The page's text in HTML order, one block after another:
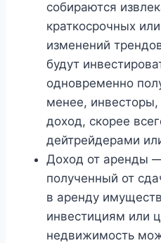
собираются
краткосрочных
изменений
будут
одновременно
менее,
доход, скорее
дейтрейдерами
Доход от аренды
полученный от
в аренду
инвестициям или
недвижимость